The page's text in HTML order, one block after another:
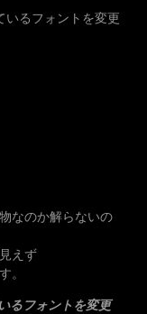
いるフォントを変更
なのか解らないの
えず
。
るフォントを変更